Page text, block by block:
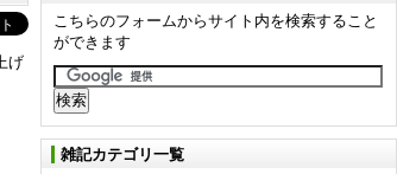
げ
こちらのフォームからサイト内を検索すること
ができます
雑記カテゴリ一覧